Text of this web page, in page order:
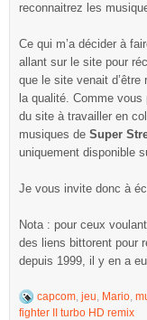
reconnaitrez les
Ce qui m’a décider à
allant sur le site pour
que le site venait d’être
la qualité. Comme
du site à travailler en
musiques de Super
uniquement disponible
Je vous invite donc à
Nota : pour ceux
des liens bittorent pour
depuis 1999, il y en a
capcom, jeu, Mario,
fighter II turbo HD remix